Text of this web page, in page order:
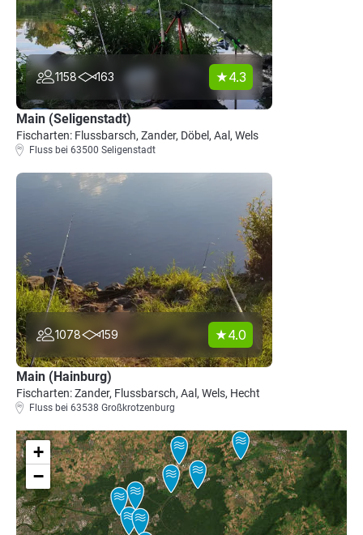
1158 163 4.3
Main (Seligenstadt)
Fischarten: Flussbarsch, Zander, Döbel, Aal, Wels
Fluss bei 63500 Seligenstadt
1078 159 4.0
Main (Hainburg)
Fischarten: Zander, Flussbarsch, Aal, Wels, Hecht
Fluss bei 63538 Großkrotzenburg
+
−